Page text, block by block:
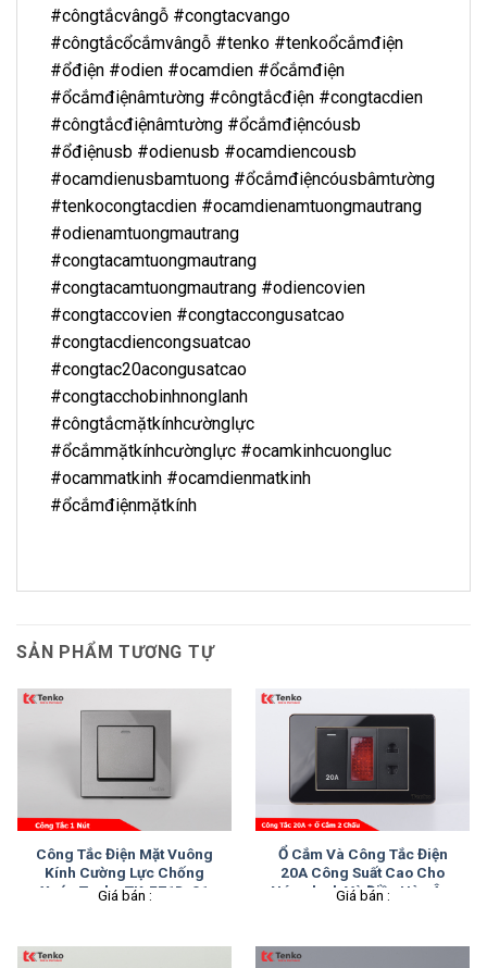
#côngtắcvângỗ #congtacvango
#côngtắcổcắmvângỗ #tenko #tenkoổcắmđiện
#ổđiện #odien #ocamdien #ổcắmđiện
#ổcắmđiệnâmtường #côngtắcđiện #congtacdien
#côngtắcđiệnâmtường #ổcắmđiệncóusb
#ổđiệnusb #odienusb #ocamdiencousb
#ocamdienusbamtuong #ổcắmđiệncóusbâmtường
#tenkocongtacdien #ocamdienamtuongmautrang
#odienamtuongmautrang
#congtacamtuongmautrang
#congtacamtuongmautrang #odiencovien
#congtaccovien #congtaccongusatcao
#congtacdiencongsuatcao
#congtac20acongusatcao
#congtacchobinhnonglanh
#côngtắcmặtkínhcườnglực
#ổcắmmặtkínhcườnglực #ocamkinhcuongluc
#ocammatkinh #ocamdienmatkinh
#ổcắmđiệnmặtkính
SẢN PHẨM TƯƠNG TỰ
Công Tắc Điện Mặt Vuông
Kính Cường Lực Chống
Xước Tenko TK-F71D-01
Giá bán :
Ổ Cắm Và Công Tắc Điện
20A Công Suất Cao Cho
Nóng lạnh Và Điều Hòa Âm
080
Giá bán :